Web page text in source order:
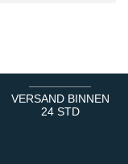
VERSAND BINNEN
24 STD